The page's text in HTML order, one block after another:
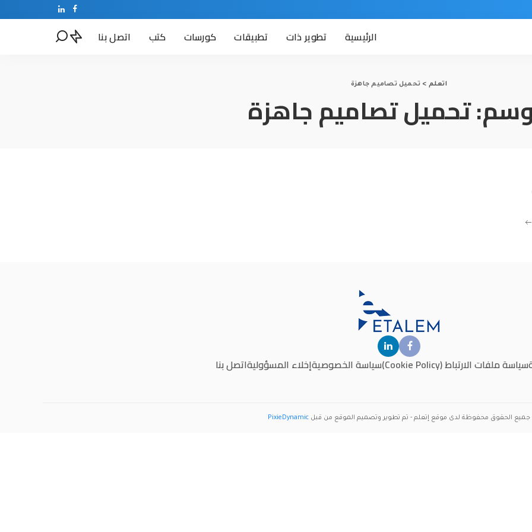
الرئيسية تطوير ذات تطبيقات كورسات كتب اتصل بنا
اتعلم > تحميل تصاميم جاهزة
تحميل تصاميم جاهزة
سياسة ملفات الارتباط (Cookie Policy) سياسة الخصوصيةإخلاء المسؤوليةاتصل بنا
جميع الحقوق محفوظة لدى موقع إتعلم - تم تطوير وتصميم الموقع من قبل PixieDynamic